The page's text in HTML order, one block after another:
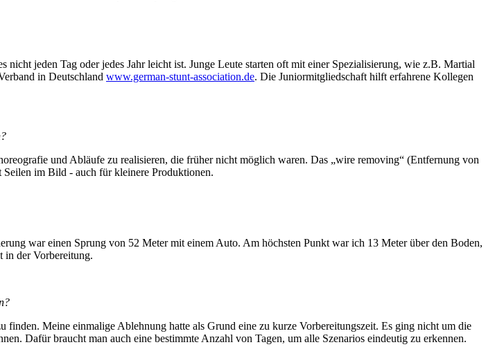
jeden Tag oder jedes Jahr leicht ist. Junge Leute starten oft mit einer Spezialisierung, wie z.B. Martial
in Deutschland www.german-stunt-association.de. Die Juniormitgliedschaft hilft erfahrene Kollegen
und Abläufe zu realisieren, die früher nicht möglich waren. Das „wire removing“ (Entfernung von
im Bild - auch für kleinere Produktionen.
war einen Sprung von 52 Meter mit einem Auto. Am höchsten Punkt war ich 13 Meter über den Boden,
in der Vorbereitung.
finden. Meine einmalige Ablehnung hatte als Grund eine zu kurze Vorbereitungszeit. Es ging nicht um die
Dafür braucht man auch eine bestimmte Anzahl von Tagen, um alle Szenarios eindeutig zu erkennen.